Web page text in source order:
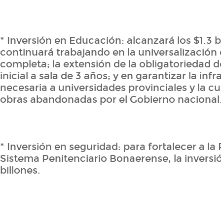
* Inversión en Educación: alcanzará los $1.3
continuará trabajando en la universalización
completa; la extensión de la obligatoriedad
inicial a sala de 3 años; y en garantizar la
necesaria a universidades provinciales y la
obras abandonadas por el Gobierno
* Inversión en seguridad: para fortalecer a la
Sistema Penitenciario Bonaerense, la
billones.